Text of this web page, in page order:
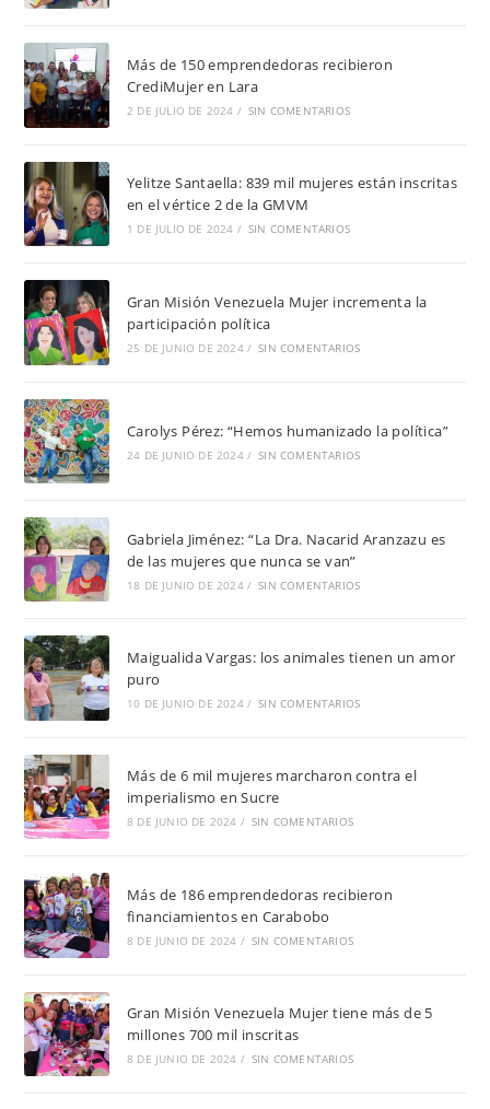
Más de 150 emprendedoras recibieron
CrediMujer en Lara
2 DE JULIO DE 2024 / SIN COMENTARIOS
Yelitze Santaella: 839 mil mujeres están inscritas
en el vértice 2 de la GMVM
1 DE JULIO DE 2024 / SIN COMENTARIOS
Gran Misión Venezuela Mujer incrementa la
participación política
25 DE JUNIO DE 2024 / SIN COMENTARIOS
Carolys Pérez: “Hemos humanizado la política”
24 DE JUNIO DE 2024 / SIN COMENTARIOS
Gabriela Jiménez: “La Dra. Nacarid Aranzazu es
de las mujeres que nunca se van”
18 DE JUNIO DE 2024 / SIN COMENTARIOS
Maigualida Vargas: los animales tienen un amor
puro
10 DE JUNIO DE 2024 / SIN COMENTARIOS
Más de 6 mil mujeres marcharon contra el
imperialismo en Sucre
8 DE JUNIO DE 2024 / SIN COMENTARIOS
Más de 186 emprendedoras recibieron
financiamientos en Carabobo
8 DE JUNIO DE 2024 / SIN COMENTARIOS
Gran Misión Venezuela Mujer tiene más de 5
millones 700 mil inscritas
8 DE JUNIO DE 2024 / SIN COMENTARIOS